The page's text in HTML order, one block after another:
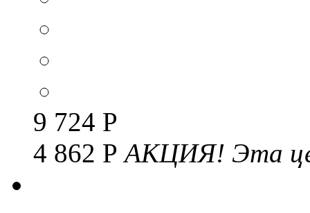
9 724 Р
4 862 Р АКЦИЯ! Эта